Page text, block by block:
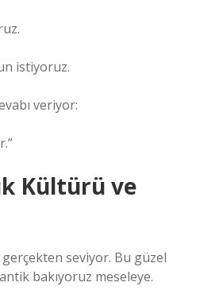
istiyoruz.
veriyor:
Kültürü ve
gerçekten seviyor. Bu güzel
bakıyoruz meseleye.